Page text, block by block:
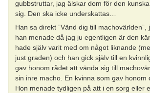
gubbstruttar, jag älskar dom för den
sig. Den ska icke underskattas…
Han sa direkt ”Vänd dig till machovärlden”,
han menade då jag ju egentligen är den
hade själv varit med om något liknande
just graden) och han gick själv till en
gav honom rådet att vända sig till
sin inre macho. En kvinna som gav honom
Hon menade tydligen på att i en sorg eller